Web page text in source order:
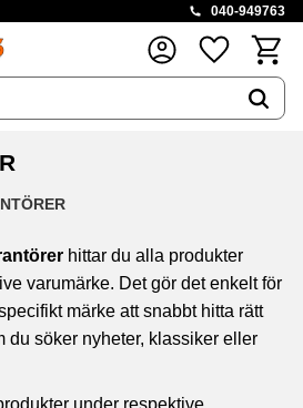
040-949763
Favoriter
hittar du alla produkter
varumärke. Det gör det enkelt för
märke att snabbt hitta rätt
du söker nyheter, klassiker eller